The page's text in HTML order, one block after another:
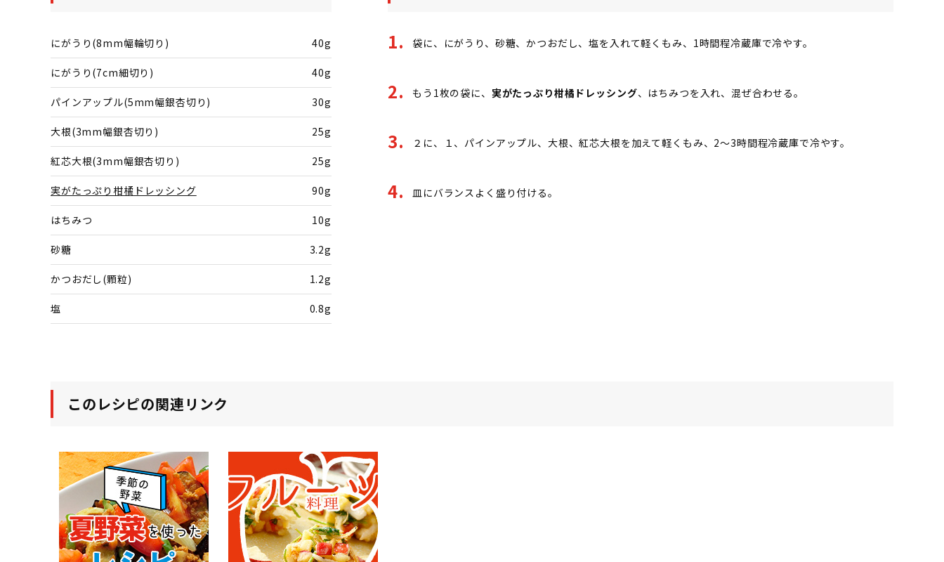
にがうり(8mm幅輪切り) 40g
にがうり(7cm細切り) 40g
パインアップル(5mm幅銀杏切り) 30g
大根(3mm幅銀杏切り) 25g
紅芯大根(3mm幅銀杏切り) 25g
実がたっぷり柑橘ドレッシング 90g
はちみつ 10g
砂糖 3.2g
かつおだし(顆粒) 1.2g
塩 0.8g
袋に、にがうり、砂糖、かつおだし、塩を入れて軽くもみ、1時間程冷蔵庫で冷やす。
もう1枚の袋に、 実がたっぷり柑橘ドレッシング、はちみつを入れ、混ぜ合わせる。
２に、１、パインアップル、大根、紅芯大根を加えて軽くもみ、2～3時間程冷蔵庫で冷やす。
皿にバランスよく盛り付ける。
このレシピの関連リンク